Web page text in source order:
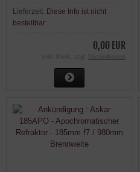
Lieferzeit: Diese Info ist nicht
bestellbar
0,00 EUR
exkl. MwSt. zzgl. Versandkosten